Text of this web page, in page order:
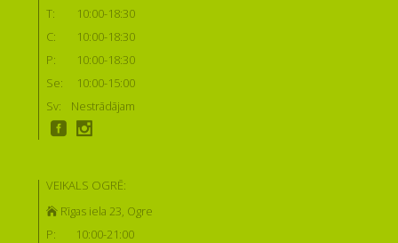
T:
10:00-18:30
C:
10:00-18:30
P:
10:00-18:30
Se:
10:00-15:00
Sv:
Nestrādājam
VEIKALS OGRĒ:
Rīgas iela 23, Ogre
P:
10:00-21:00